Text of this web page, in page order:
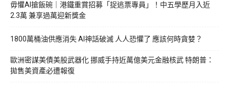
毋懼AI搶飯碗｜港鐵重賞招募「捉逃票專員」！中五學歷月入近
2.3萬 兼享過萬迎新獎金
1800萬桶油供應消失 AI神話破滅 人人恐懼了 應該何時貪婪？
歐洲密謀美債美股武器化 挪威手持近萬億美元金融核武 特朗普：
拋售美資產必遭報復